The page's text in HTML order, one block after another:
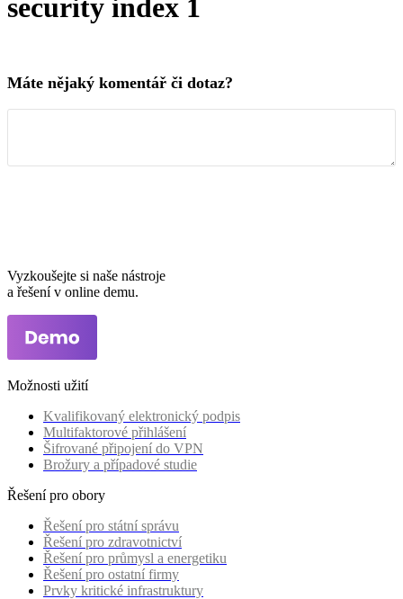
security index 1
Máte nějaký komentář či dotaz?
Vyzkoušejte si naše nástroje
a řešení v online demu.
Možnosti užití
Kvalifikovaný elektronický podpis
Multifaktorové přihlášení
Šifrované připojení do VPN
Brožury a případové studie
Řešení pro obory
Řešení pro státní správu
Řešení pro zdravotnictví
Řešení pro průmysl a energetiku
Řešení pro ostatní firmy
Prvky kritické infrastruktury